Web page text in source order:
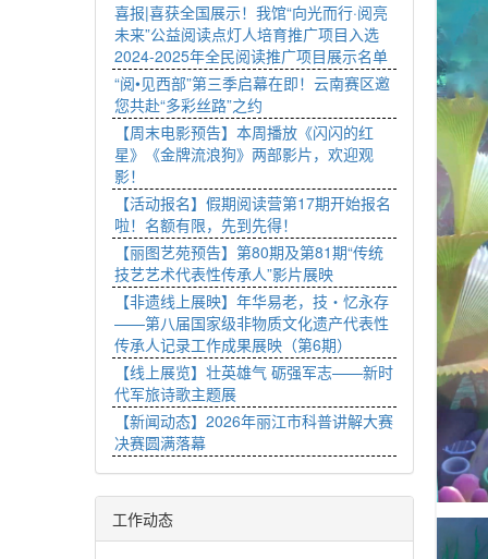
喜报|喜获全国展示！我馆“向光而行·阅亮
未来”公益阅读点灯人培育推广项目入选
2024-2025年全民阅读推广项目展示名单
“阅•见西部”第三季启幕在即！云南赛区邀
您共赴“多彩丝路”之约
【周末电影预告】本周播放《闪闪的红
星》《金牌流浪狗》两部影片，欢迎观
影！
【活动报名】假期阅读营第17期开始报名
啦！名额有限，先到先得！
【丽图艺苑预告】第80期及第81期“传统
技艺艺术代表性传承人”影片展映
【非遗线上展映】年华易老，技・忆永存
——第八届国家级非物质文化遗产代表性
传承人记录工作成果展映（第6期）
【线上展览】壮英雄气 砺强军志——新时
代军旅诗歌主题展
【新闻动态】2026年丽江市科普讲解大赛
决赛圆满落幕
工作动态